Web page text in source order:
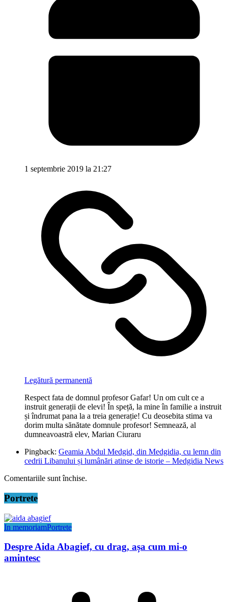
1 septembrie 2019 la 21:27
Legătură permanentă
Respect fata de domnul profesor Gafar! Un om cult ce a
instruit generații de elevi! În speță, la mine în familie a instruit
și îndrumat pana la a treia generație! Cu deosebita stima va
dorim multa sănătate domnule profesor! Semnează, al
dumneavoastră elev, Marian Ciuraru
Pingback: Geamia Abdul Medgid, din Medgidia, cu lemn din
cedrii Libanului și lumânări atinse de istorie – Medgidia News
Comentariile sunt închise.
Portrete
In memoriamPortrete
Despre Aida Abagief, cu drag, așa cum mi-o
amintesc